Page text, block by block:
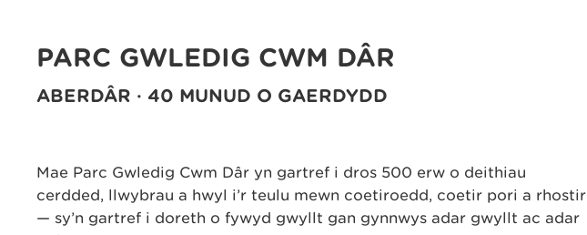
PARC GWLEDIG CWM DÂR
ABERDÂR · 40 MUNUD O GAERDYDD
Mae Parc Gwledig Cwm Dâr yn gartref i dros 500 erw o deithiau
cerdded, llwybrau a hwyl i’r teulu mewn coetiroedd, coetir pori a rhostir
— sy’n gartref i doreth o fywyd gwyllt gan gynnwys adar gwyllt ac adar